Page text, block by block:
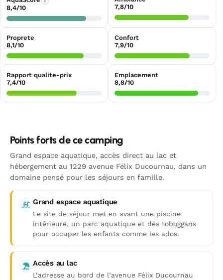
8,4/10
7,8/10
Proprete
8,1/10
Confort
7,9/10
Rapport qualite-prix
7,4/10
Emplacement
8,8/10
Points forts de ce camping
Grand espace aquatique, accès direct au lac et
hébergement au 1229 avenue Félix Ducournau, dans un
domaine pensé pour les séjours en famille.
Grand espace aquatique
Le site de séjour met en avant une piscine
intérieure, un parc aquatique et des toboggans
pour occuper les enfants comme les ados.
Accès au lac
L’adresse au bord de l’avenue Félix Ducournau